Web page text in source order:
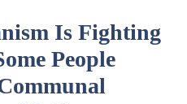
Is Fighting
People